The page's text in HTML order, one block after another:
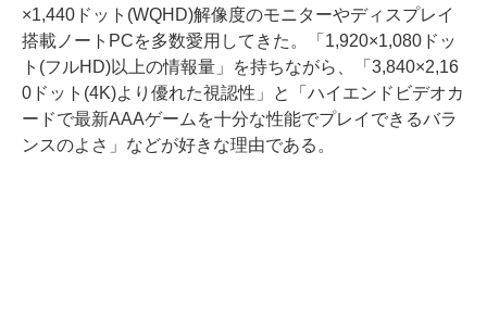
×1,440ドット(WQHD)解像度のモニターやディスプレイ
搭載ノートPCを多数愛用してきた。「1,920×1,080ドッ
ト(フルHD)以上の情報量」を持ちながら、「3,840×2,16
0ドット(4K)より優れた視認性」と「ハイエンドビデオカ
ードで最新AAAゲームを十分な性能でプレイできるバラ
ンスのよさ」などが好きな理由である。